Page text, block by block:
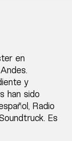
en
y
han sido
Radio
Es